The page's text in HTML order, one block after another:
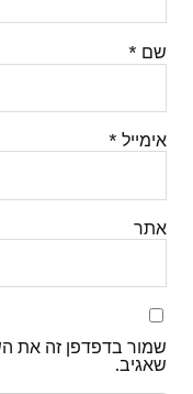
שם *
אימייל *
אתר
שמור בדפדפן זה את
שאגיב.